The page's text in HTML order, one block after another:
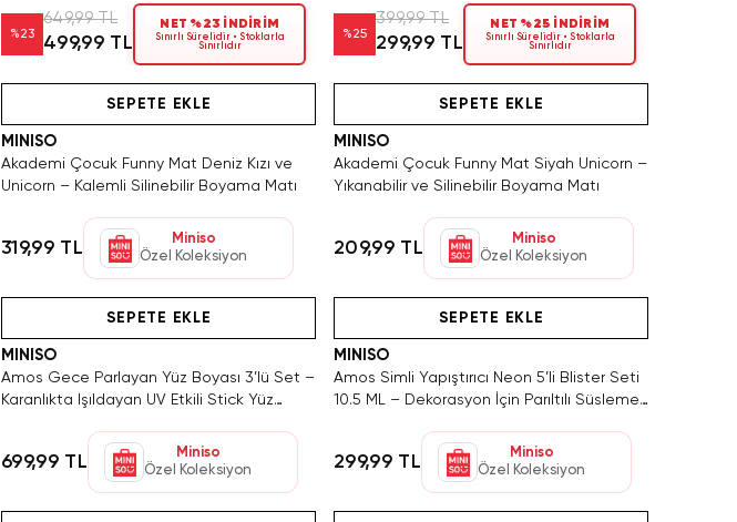
%23
649,99 TL
499,99 TL
NET %23 İNDİRİM
Sınırlı Sürelidir • Stoklarla
Sınırlıdır
%25
399,99 TL
299,99 TL
NET %25 İNDİRİM
Sınırlı Sürelidir • Stoklarla
Sınırlıdır
SEPETE EKLE
MINISO
Akademi Çocuk Funny Mat Deniz Kızı ve
Unicorn – Kalemli Silinebilir Boyama Matı
319,99 TL
Miniso
Özel Koleksiyon
SEPETE EKLE
MINISO
Akademi Çocuk Funny Mat Siyah Unicorn –
Yıkanabilir ve Silinebilir Boyama Matı
209,99 TL
Miniso
Özel Koleksiyon
SEPETE EKLE
MINISO
Amos Gece Parlayan Yüz Boyası 3’lü Set –
Karanlıkta Işıldayan UV Etkili Stick Yüz
699,99 TL
Miniso
Özel Koleksiyon
SEPETE EKLE
MINISO
Amos Simli Yapıştırıcı Neon 5’li Blister Seti
10.5 ML – Dekorasyon İçin Parıltılı Süsleme
299,99 TL
Miniso
Özel Koleksiyon